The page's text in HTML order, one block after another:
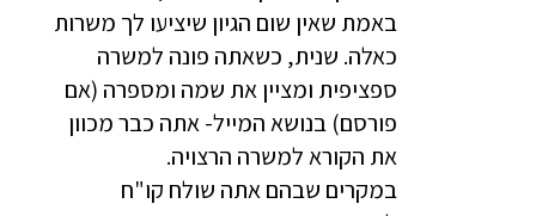
באמת שאין שום הגיון שיציעו לך משרות
כאלה. שנית, כשאתה פונה למשרה
ספציפית ומציין את שמה ומספרה (אם
פורסם) בנושא המייל- אתה כבר מכוון
את הקורא למשרה הרצויה.
במקרים שבהם אתה שולח קו"ח